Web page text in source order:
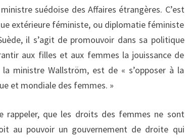
suédoise des Affaires étrangères. C’est
extérieure féministe, ou diplomatie féministe
il s’agit de promouvoir dans sa politique
aux filles et aux femmes la jouissance de
ministre Wallström, est de « s’opposer à la
et mondiale des femmes. »
rappeler, que les droits des femmes ne sont
au pouvoir un gouvernement de droite qui